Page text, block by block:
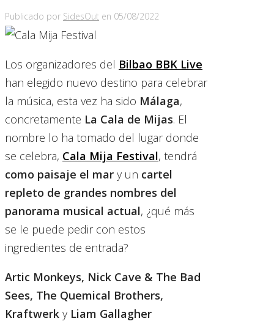
Publicado por SidesOut en 05/08/2022
Los organizadores del Bilbao BBK Live
han elegido nuevo destino para celebrar
la música, esta vez ha sido Málaga,
concretamente La Cala de Mijas. El
nombre lo ha tomado del lugar donde
se celebra, Cala Mija Festival, tendrá
como paisaje el mar y un cartel
repleto de grandes nombres del
panorama musical actual, ¿qué más
se le puede pedir con estos
ingredientes de entrada?
Artic Monkeys, Nick Cave & The Bad
Sees, The Quemical Brothers,
Kraftwerk y Liam Gallagher